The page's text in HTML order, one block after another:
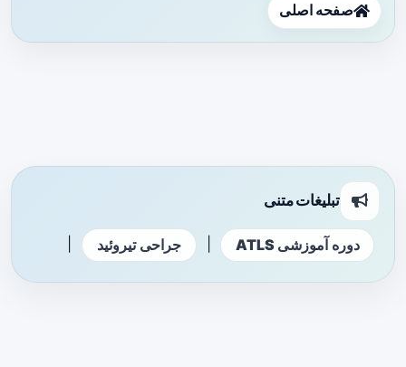
صفحه اصلی
تبلیغات متنی
دوره آموزشی ATLS جراحی تیروئید